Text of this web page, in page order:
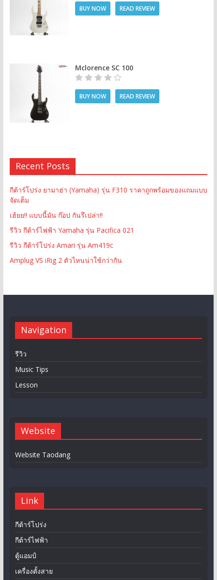
BUY NOW READ REVIEW
Mclorence SC 100
BUY NOW READ REVIEW
Recent Posts
กีต้าร์โปร่ง ยามาฮ่า (Yamaha) รุ่น F310 ราคาถูกพร้อมของแถมแบบ
จัดเต็ม
เฮ้ยย!! แบบนี้มัน ก๊อป กันรึเปล่า!!
รีวิว กีต้าร์ไฟฟ้า Yamaha รุ่น Pacifica 021
รีวิว กีต้าร์โปร่ง Amari รุ่น Am419c
Amplug VS iRig 2 ตัวไหนน่าใช้กว่ากัน
Navigation
รีวิว
Music Tips
Lesson
Website
Website Taodang
Link
กีต้าร์โปร่ง
กีต้าร์ไฟฟ้า
ตู้แอมป์
เครื่องตั้งสาย